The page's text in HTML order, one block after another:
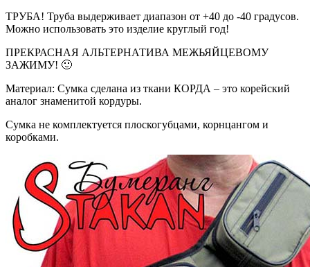
ТРУБА! Труба выдерживает диапазон от +40 до -40 градусов.
Можно использовать это изделие круглый год!
ПРЕКРАСНАЯ АЛЬТЕРНАТИВА МЕЖЬЯЙЦЕВОМУ
ЗАЖИМУ! 🙂
Материал: Сумка сделана из ткани КОРДА – это корейский
аналог знаменитой кордуры.
Сумка не комплектуется плоскогубцами, корнцангом и
коробками.